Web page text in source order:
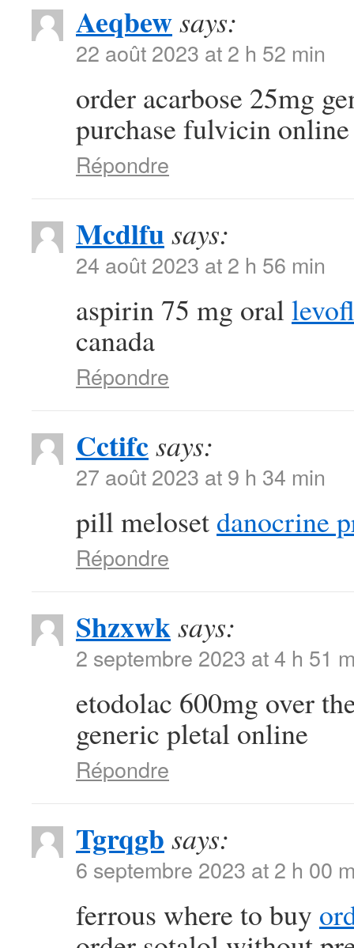
Aeqbewsays:
22 août 2023 at 2 h 52 min
order acarbose 25mg
purchase fulvicin online
Répondre
Mcdlfusays:
24 août 2023 at 2 h 56 min
aspirin 75 mg oral
canada
Répondre
Cctifcsays:
27 août 2023 at 9 h 34 min
pill meloset danocrine
Répondre
Shzxwksays:
2 septembre 2023 at 4 h 51
etodolac 600mg over
generic pletal online
Répondre
Tgrqgb says:
6 septembre 2023 at 2 h 00
ferrous where to buy